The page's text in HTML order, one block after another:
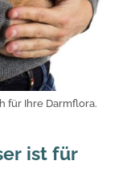
für Ihre Darmflora.
ist für